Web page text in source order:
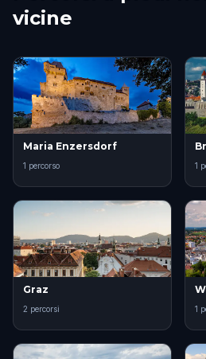
vicine
Maria Enzersdorf
1 percorso 1
Graz
2 percorsi 1